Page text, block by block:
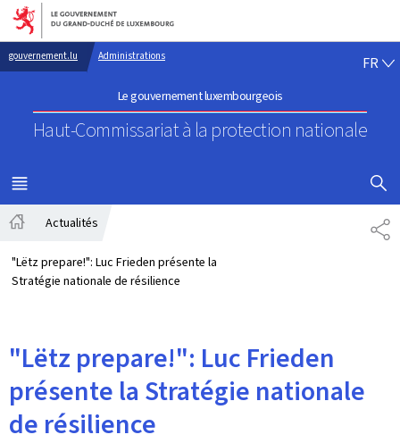
Aller au menu principal
Aller au contenu
gouvernement.lu Administrations
Le gouvernement luxembourgeois
Haut-Commissariat à la protection nationale
FR
MENU
PRINCIPAL
Actualités
"Lëtz prepare!": Luc Frieden présente la
Stratégie nationale de résilience
"Lëtz prepare!": Luc Frieden
présente la Stratégie nationale
de résilience